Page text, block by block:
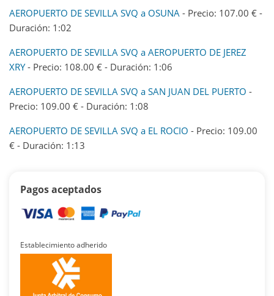
AEROPUERTO DE SEVILLA SVQ a OSUNA - Precio: 107.00 € -
Duración: 1:02
AEROPUERTO DE SEVILLA SVQ a AEROPUERTO DE JEREZ
XRY- Precio: 108.00 € - Duración: 1:06
AEROPUERTO DE SEVILLA SVQ a SAN JUAN DEL PUERTO -
Precio: 109.00 € - Duración: 1:08
AEROPUERTO DE SEVILLA SVQ a EL ROCIO - Precio: 109.00
€ - Duración: 1:13
Pagos aceptados
Establecimiento adherido